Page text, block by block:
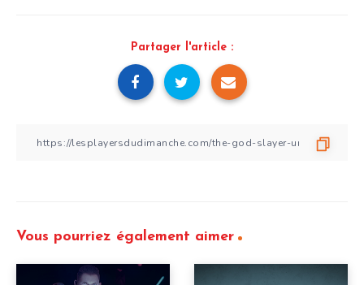
Partager l'article :
Vous pourriez également aimer